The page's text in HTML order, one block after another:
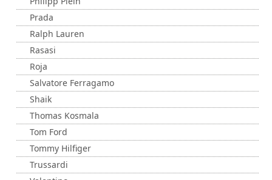
Prada
Ralph Lauren
Rasasi
Roja
Salvatore Ferragamo
Shaik
Thomas Kosmala
Tom Ford
Tommy Hilfiger
Trussardi